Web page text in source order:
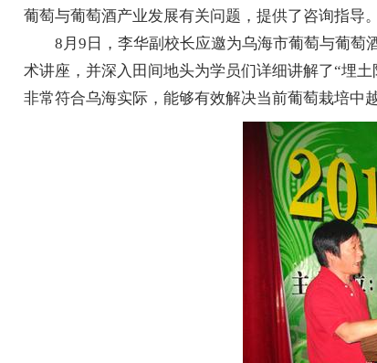
葡萄与葡萄酒产业发展有关问题，提供了咨询指导。
8月9日，李华副校长应邀为乌海市葡萄与葡萄
术讲座，并深入田间地头为学员们详细讲解了“埋
非常符合乌海实际，能够有效解决当前葡萄栽培中